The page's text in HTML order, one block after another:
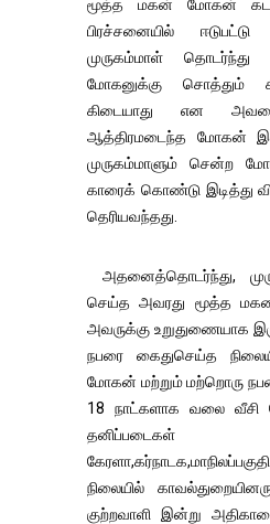
மூத்த மகன் மோகன்
பிரச்சனையில்
முருகம்மாள் தொடர்ந்து
மோகனுக்கு சொத்தும்
கிடையாது என அவரை
ஆத்திரமடைந்த மோகன்
முருகம்மாளும் சென்ற
காரைக் கொண்டு இடித்து
தெரியவந்தது.
அதனைத்தொடர்ந்து,
செய்த அவரது மூத்த
அவருக்கு உறுதுணையாக
நபரை கைதுசெய்த
மோகன் மற்றும் மற்றொரு
18 நாட்களாக வலை வீசி
நிலையில்
குற்றவாளி இன்று